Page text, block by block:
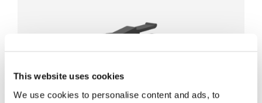
This website uses cookies
We use cookies to personalise content and ads, to
适配多种插芯